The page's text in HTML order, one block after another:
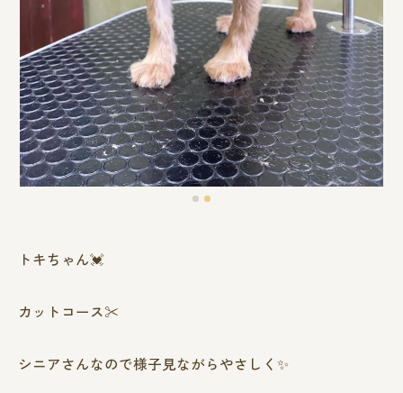
トキちゃん💓
カットコース✂️
シニアさんなので様子見ながらやさしく✨️